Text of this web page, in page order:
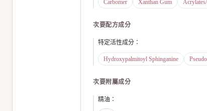
Carbomer Xanthan Gum
次要配方成分
特定活性成分 ：
Hydroxypalmitoyl Sphinganine
次要附屬成分
精油 ：